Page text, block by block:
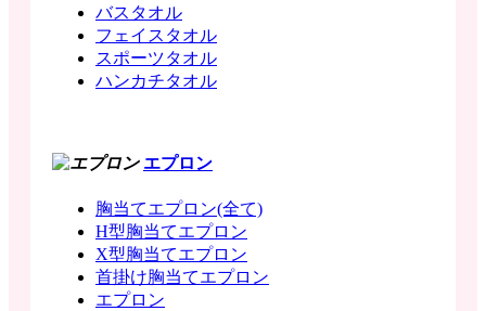
バスタオル
フェイスタオル
スポーツタオル
ハンカチタオル
エプロン
胸当てエプロン(全て)
H型胸当てエプロン
X型胸当てエプロン
首掛け胸当てエプロン
エプロン